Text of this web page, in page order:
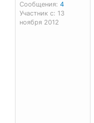
Сообщения: 4
Участник с: 13
ноября 2012